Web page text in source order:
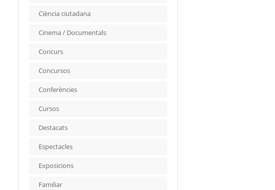
Ciència ciutadana
Cinema / Documentals
Concurs
Concursos
Conferències
Cursos
Destacats
Espectacles
Exposicions
Familiar